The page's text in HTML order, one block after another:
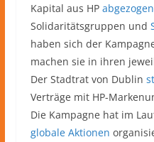
Kapital aus HP abgezogen
Solidaritätsgruppen und
haben sich der
machen sie in ihren
Der Stadtrat von Dublin
Verträge mit HP-
Die Kampagne hat im
globale Aktionen